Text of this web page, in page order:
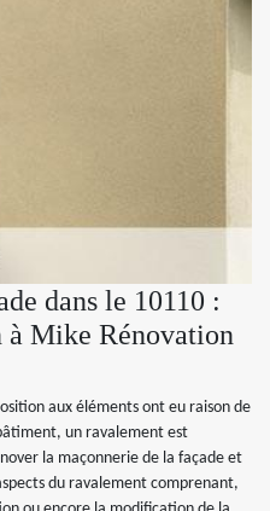
dans le 10110 :
Mike Rénovation
aux éléments ont eu raison de
un ravalement est
la maçonnerie de la façade et
du ravalement comprenant,